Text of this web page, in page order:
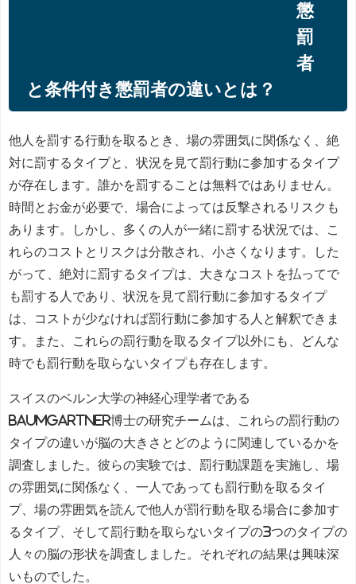
懲
罰
者
と条件付き懲罰者の違いとは？
他人を罰する行動を取るとき、場の雰囲気に関係なく、絶
対に罰するタイプと、状況を見て罰行動に参加するタイプ
が存在します。誰かを罰することは無料ではありません。
時間とお金が必要で、場合によっては反撃されるリスクも
あります。しかし、多くの人が一緒に罰する状況では、こ
れらのコストとリスクは分散され、小さくなります。した
がって、絶対に罰するタイプは、大きなコストを払ってで
も罰する人であり、状況を見て罰行動に参加するタイプ
は、コストが少なければ罰行動に参加する人と解釈できま
す。また、これらの罰行動を取るタイプ以外にも、どんな
時でも罰行動を取らないタイプも存在します。
スイスのベルン大学の神経心理学者である
Baumgartner博士の研究チームは、これらの罰行動の
タイプの違いが脳の大きさとどのように関連しているかを
調査しました。彼らの実験では、罰行動課題を実施し、場
の雰囲気に関係なく、一人であっても罰行動を取るタイ
プ、場の雰囲気を読んで他人が罰行動を取る場合に参加す
るタイプ、そして罰行動を取らないタイプの3つのタイプの
人々の脳の形状を調査しました。それぞれの結果は興味深
いものでした。